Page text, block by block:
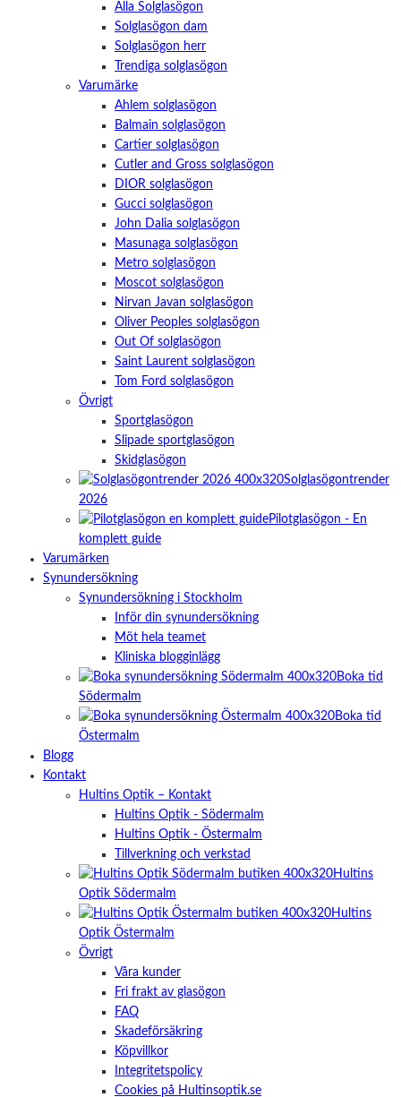
Alla Solglasögon
Solglasögon dam
Solglasögon herr
Trendiga solglasögon
Varumärke
Ahlem solglasögon
Balmain solglasögon
Cartier solglasögon
Cutler and Gross solglasögon
DIOR solglasögon
Gucci solglasögon
John Dalia solglasögon
Masunaga solglasögon
Metro solglasögon
Moscot solglasögon
Nirvan Javan solglasögon
Oliver Peoples solglasögon
Out Of solglasögon
Saint Laurent solglasögon
Tom Ford solglasögon
Övrigt
Sportglasögon
Slipade sportglasögon
Skidglasögon
Solglasögontrender
2026
Pilotglasögon - En
komplett guide
Varumärken
Synundersökning
Synundersökning i Stockholm
Inför din synundersökning
Möt hela teamet
Kliniska blogginlägg
Boka tid
Södermalm
Boka tid
Östermalm
Blogg
Kontakt
Hultins Optik – Kontakt
Hultins Optik - Södermalm
Hultins Optik - Östermalm
Tillverkning och verkstad
Hultins
Optik Södermalm
Hultins
Optik Östermalm
Övrigt
Våra kunder
Fri frakt av glasögon
FAQ
Skadeförsäkring
Köpvillkor
Integritetspolicy
Cookies på Hultinsoptik.se